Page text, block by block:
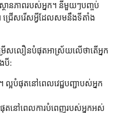
ថានភាពរបស់អ្នក។ នីមួយៗបញ្ចប់
ជ្រើសរើសអ្វីដែលសមនឹងទីតាំង
ើសលឿនបំផុតអាស្រ័យលើថាតើអ្នក
បី:
ល្អបំផុតនៅពេលវេជ្ជបញ្ជាបស់អ្នក
បំផុតនៅពេលការបំពេញរបស់អ្នកអស់